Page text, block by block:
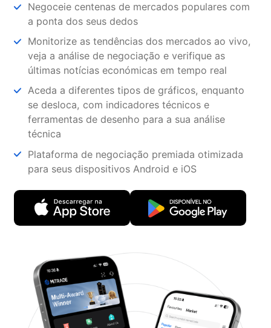
Negoceie centenas de mercados populares com
a ponta dos seus dedos
Monitorize as tendências dos mercados ao vivo,
veja a análise de negociação e verifique as
últimas notícias económicas em tempo real
Aceda a diferentes tipos de gráficos, enquanto
se desloca, com indicadores técnicos e
ferramentas de desenho para a sua análise
técnica
Plataforma de negociação premiada otimizada
para seus dispositivos Android e iOS